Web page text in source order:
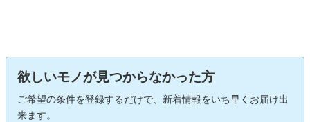
欲しいモノが見つからなかった方
ご希望の条件を登録するだけで、新着情報をいち早くお届け出
来ます。